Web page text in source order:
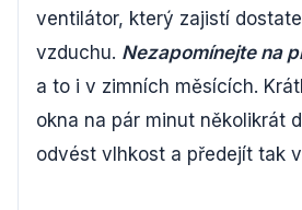
ventilátor, který zajistí
vzduchu. Nezapomínejte na
a to i v zimních měsících.
okna na pár minut několikrát
odvést vlhkost a předejít tak